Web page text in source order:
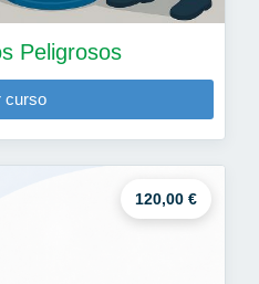
Peligrosos
curso
120,00 €